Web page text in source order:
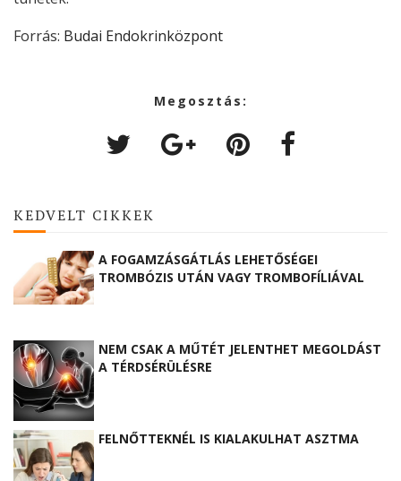
Forrás: Budai Endokrinközpont
Megosztás:
KEDVELT CIKKEK
A FOGAMZÁSGÁTLÁS LEHETŐSÉGEI
TROMBÓZIS UTÁN VAGY TROMBOFÍLIÁVAL
NEM CSAK A MŰTÉT JELENTHET MEGOLDÁST
A TÉRDSÉRÜLÉSRE
FELNŐTTEKNÉL IS KIALAKULHAT ASZTMA